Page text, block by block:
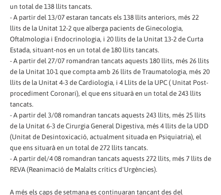
un total de 138 llits tancats.
- A partir del 13/07 estaran tancats els 138 llits anteriors, més 22
llits de la Unitat 12-2 que alberga pacients de Ginecologia,
Oftalmologia i Endocrinologia, i 20 llits de la Unitat 13-2 de Curta
Estada, situant-nos en un total de 180 llits tancats.
- A partir del 27/07 romandran tancats aquests 180 llits, més 26 llits
de la Unitat 10-1 que compta amb 26 llits de Traumatologia, més 20
llits de la Unitat 4-3 de Cardiologia, i 4 Llits de la UPC ( Unitat Post-
procediment Coronari), el que ens situarà en un total de 243 llits
tancats.
- A partir del 3/08 romandran tancats aquests 243 llits, més 25 llits
de la Unitat 6-3 de Cirurgia General Digestiva, més 4 llits de la UDD
(Unitat de Desintoxicació, actualment situada en Psiquiatria), el
que ens situarà en un total de 272 llits tancats.
- A partir del/4 08 romandran tancats aquests 272 llits, més 7 llits de
REVA (Reanimació de Malalts crítics d'Urgències).
A més els caps de setmana es continuaran tancant des del